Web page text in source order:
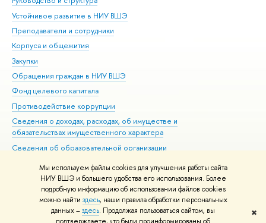
Мы используем файлы cookies для улучшения работы сайта
НИУ ВШЭ и большего удобства его использования. Более
подробную информацию об использовании файлов cookies
можно найти здесь, наши правила обработки персональных
данных –здесь. Продолжая пользоваться сайтом, вы
✖
Устойчивое развитие в НИУ ВШЭ
Преподаватели и сотрудники
Корпуса и общежития
Закупки
Обращения граждан в НИУ ВШЭ
Фонд целевого капитала
Противодействие коррупции
Сведения о доходах, расходах, об имуществе и
обязательствах имущественного характера
Сведения об образовательной организации
Людям с ограниченными возможностями здоровья
Единая платежная страница
Работа в Вышке